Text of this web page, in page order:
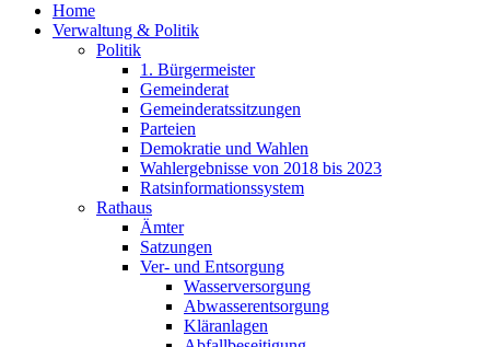
Home
Verwaltung & Politik
Politik
1. Bürgermeister
Gemeinderat
Gemeinderatssitzungen
Parteien
Demokratie und Wahlen
Wahlergebnisse von 2018 bis 2023
Ratsinformationssystem
Rathaus
Ämter
Satzungen
Ver- und Entsorgung
Wasserversorgung
Abwasserentsorgung
Kläranlagen